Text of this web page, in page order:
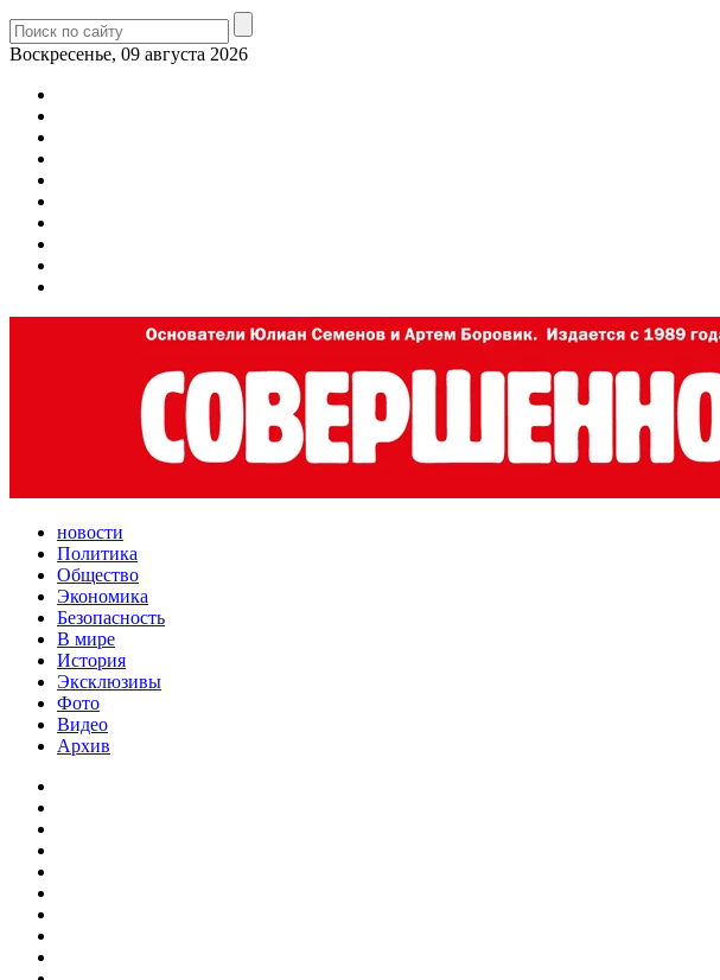
Воскресенье, 09 августа 2026
новости
Политика
Общество
Экономика
Безопасность
В мире
История
Эксклюзивы
Фото
Видео
Архив